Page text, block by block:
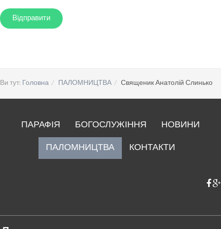
Ви тут: Головна ПАЛОМНИЦТВА Священик Анатолій Слинько
ПАРАФІЯ БОГОСЛУЖІННЯ
НОВИНИ
ПАЛОМНИЦТВА
КОНТАКТИ